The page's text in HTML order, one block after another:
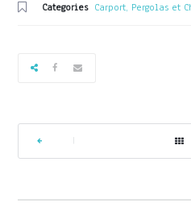
Categories Carport, Pergolas et
|